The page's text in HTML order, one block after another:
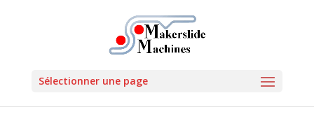
Sélectionner une page